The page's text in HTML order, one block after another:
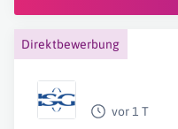
Direktbewerbung
vor 1 T